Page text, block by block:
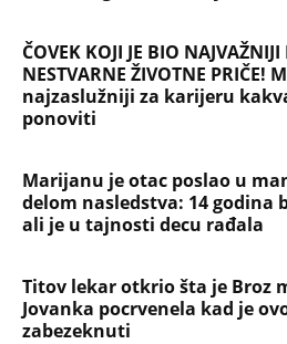
ČOVEK KOJI JE BIO NAJVAŽNIJI
NESTVARNE ŽIVOTNE PRIČE!
najzaslužniji za karijeru
ponoviti
Marijanu je otac poslao u
delom nasledstva: 14 godina
ali je u tajnosti decu rađala
Titov lekar otkrio šta je Broz
Jovanka pocrvenela kad je
zabezeknuti